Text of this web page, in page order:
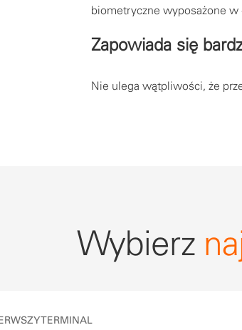
biometryczne wyposażone
Zapowiada się
Nie ulega wątpliwości, że
Wybierz
TERMINAL